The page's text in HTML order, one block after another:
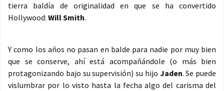
tierra baldía de originalidad en que se ha convertido
Hollywood: Will Smith.
Y como los años no pasan en balde para nadie por muy bien
que se conserve, ahí está acompañándole (o más bien
protagonizando bajo su supervisión) su hijo Jaden. Se puede
vislumbrar por lo visto hasta la fecha algo del carisma del